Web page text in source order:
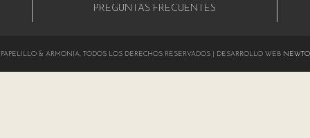
PREGUNTAS FRECUENTES
PAPELILLO & ARMONÍA, TODOS LOS DERECHOS RESERVADOS | DESARROLLO WEB